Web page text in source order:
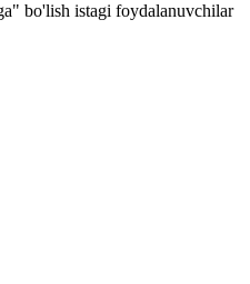
bo'lish istagi foydalanuvchilar